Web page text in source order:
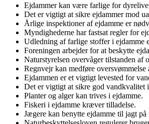
Ejdammer kan være farlige for
Det er vigtigt at sikre ejdammer mod
Årlige inspektioner af ejdamme er
Myndighederne har fastsat regler for
Udledning af farlige stoffer i ejdamme
Foreningen arbejder for at beskytte
Naturstyrelsen overvåger tilstanden af
Regnvejr kan medføre oversvømmelse
Ejdammen er et vigtigt levested for
Det er vigtigt at sikre god vandkvalitet
Planter og alger kan trives i ejdamme.
Fiskeri i ejdamme kræver tilladelse.
Jægere kan benytte ejdamme til jagt på